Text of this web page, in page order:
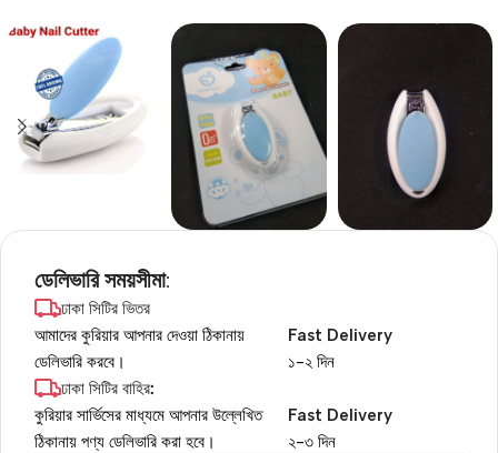
ডেলিভারি সময়সীমা:
ঢাকা সিটির ভিতর
আমাদের কুরিয়ার আপনার দেওয়া ঠিকানায়
ডেলিভারি করবে।
১-২ দিন
Fast Delivery
ঢাকা সিটির বাহির:
কুরিয়ার সার্ভিসের মাধ্যমে আপনার উল্লেখিত
ঠিকানায় পণ্য ডেলিভারি করা হবে।
২-৩ দিন
Fast Delivery